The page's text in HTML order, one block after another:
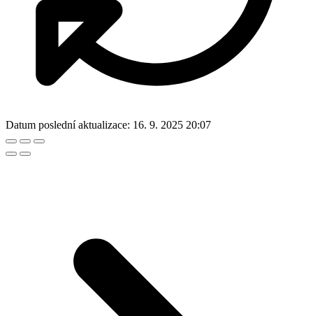
Datum poslední aktualizace: 16. 9. 2025 20:07